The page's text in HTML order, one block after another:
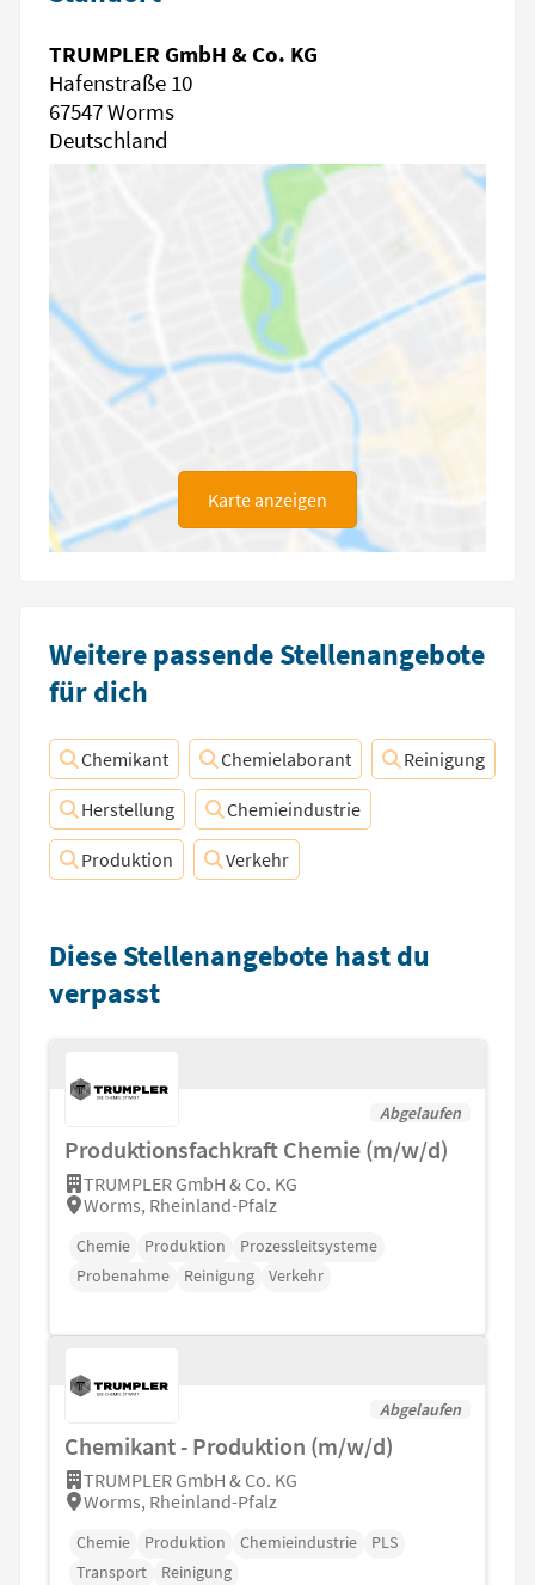
TRUMPLER GmbH & Co. KG
Hafenstraße 10
67547 Worms
Deutschland
Karte anzeigen
Weitere passende Stellenangebote
für dich
Chemikant Chemielaborant Reinigung
Herstellung Chemieindustrie
Produktion Verkehr
Diese Stellenangebote hast du
verpasst
Abgelaufen
Produktionsfachkraft Chemie (m/w/d)
TRUMPLER GmbH & Co. KG
Worms, Rheinland-Pfalz
Chemie Produktion
Prozessleitsysteme
Probenahme
Reinigung Verkehr
Abgelaufen
Chemikant - Produktion (m/w/d)
TRUMPLER GmbH & Co. KG
Worms, Rheinland-Pfalz
Chemie Produktion Chemieindustrie
PLS
Transport
Reinigung